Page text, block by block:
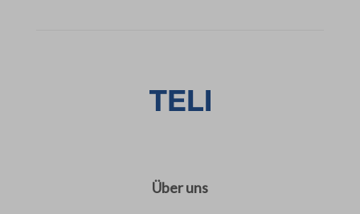
Über uns